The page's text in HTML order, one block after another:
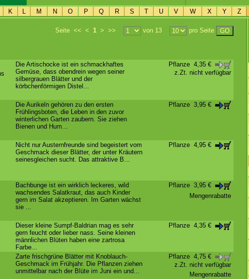
K L M N O P Q R S T U V W X Y Z
Seite << < 1 > >> von 13 pro Seite GO
Die Artischocke ist ein schmackhaftes
Gemüse, dass obendrein wegen seiner
silbergrauen Blätter und der
körbchenförmigen Distel...
Pflanze 4,35 €
z.Zt. nicht verfügbar
Die Aurikeln gehören zu den ersten
Frühlingsboten, die Leben in den zuvor
winterlichen Garten zaubern. Sie ziehen
Bienen und Hum...
Pflanze 3,95 €
Nicht nur Austernfreunde sind begeistert vom
Geschmack dieser Blätter, der unter Kräutern
seinesgleichen sucht. Das attraktive B...
Pflanze 4,95 €
Bachbunge ist ein wirklich leckeres, wild
wachsendes Salatkraut, das auch Kinder
gern im Salat akzeptieren. Im Garten wächst
sie ...
Pflanze 3,95 €
Mengenrabatte
Dieser kleine Sumpf-Baldrian mag es sehr
gern feucht oder lieber nass. Seine kleinen
männlichen Blüten haben eine zartrosa
Farbe...
Pflanze 4,35 €
Zarte frischgrüne Blätter mit Knoblauch-
Geschmack im Frühjahr. Die Pflanzen ziehen
unmittelbar nach der Blüte im Juni ein und...
Pflanze 4,75 €
z.Zt. nicht verfügbar
Mengenrabatte